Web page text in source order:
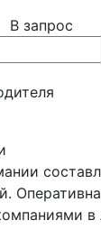
В запрос